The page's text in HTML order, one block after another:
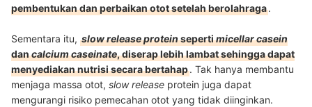
pembentukan dan perbaikan otot setelah berolahraga.
Sementara itu, slow release proteinsepertimicellar casein
dancalciumcaseinate, diserap lebih lambat sehingga dapat
menyediakan nutrisi secara bertahap. Tak hanya membantu
menjaga massa otot, slow release protein juga dapat
mengurangi risiko pemecahan otot yang tidak diinginkan.